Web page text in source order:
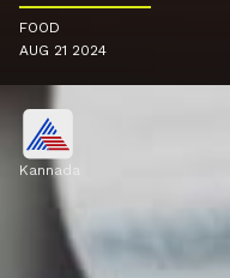
FOOD
AUG 21 2024
Kannada